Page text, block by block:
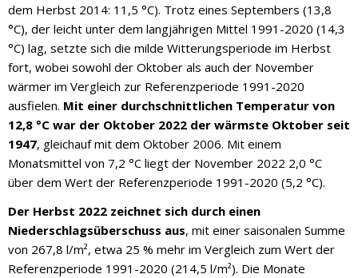
dem Herbst 2014: 11,5 °C). Trotz eines Septembers (13,8
°C), der leicht unter dem langjährigen Mittel 1991-2020 (14,3
°C) lag, setzte sich die milde Witterungsperiode im Herbst
fort, wobei sowohl der Oktober als auch der November
wärmer im Vergleich zur Referenzperiode 1991-2020
ausfielen. Mit einer durchschnittlichen Temperatur von
12,8 °C war der Oktober 2022 der wärmste Oktober seit
1947, gleichauf mit dem Oktober 2006. Mit einem
Monatsmittel von 7,2 °C liegt der November 2022 2,0 °C
über dem Wert der Referenzperiode 1991-2020 (5,2 °C).
Der Herbst 2022 zeichnet sich durch einen
Niederschlagsüberschuss aus, mit einer saisonalen Summe
von 267,8 l/m², etwa 25 % mehr im Vergleich zum Wert der
Referenzperiode 1991-2020 (214,5 l/m²). Die Monate